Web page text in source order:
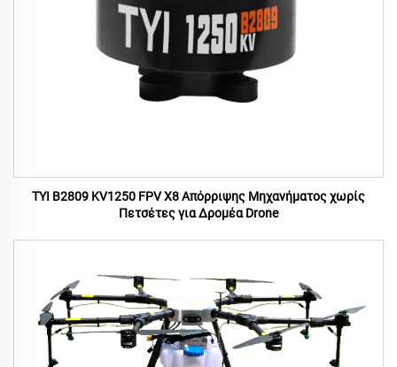
TYI B2809 KV1250 FPV X8 Απόρριψης Μηχανήματος χωρίς
Πετσέτες για Δρομέα Drone